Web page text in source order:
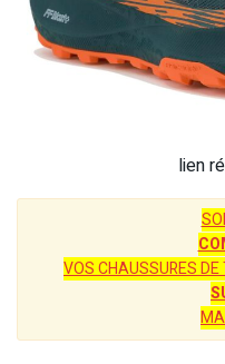
lien
VOS CHAUSSURES